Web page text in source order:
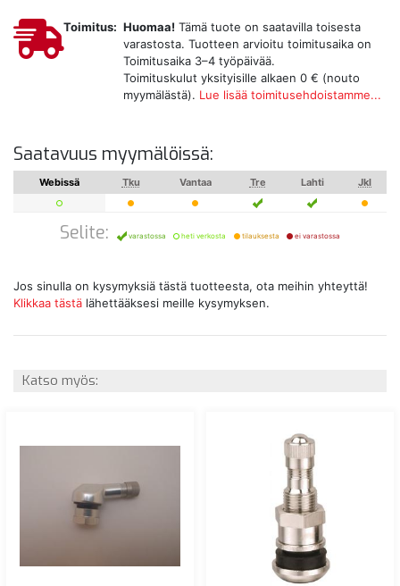
Toimitus: Huomaa! Tämä tuote on saatavilla toisesta
varastosta. Tuotteen arvioitu toimitusaika on
Toimitusaika 3–4 työpäivää.
Toimituskulut yksityisille alkaen 0 € (nouto
myymälästä). Lue lisää toimitusehdoistamme...
Saatavuus myymälöissä:
Webissä Tku Vantaa Tre Lahti Jkl
Selite: varastossa heti verkosta tilauksesta ei varastossa
Jos sinulla on kysymyksiä tästä tuotteesta, ota meihin yhteyttä!
Klikkaa tästä lähettääksesi meille kysymyksen.
Katso myös: